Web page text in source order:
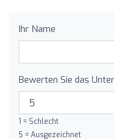
Ihr Name
Bewerten Sie das
1 = Schlecht
5 = Ausgezeichnet